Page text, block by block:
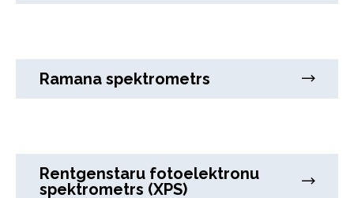
Ramana spektrometrs
Rentgenstaru fotoelektronu
spektrometrs (XPS)